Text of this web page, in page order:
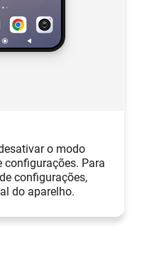
o modo
configurações. Para
configurações,
do aparelho.